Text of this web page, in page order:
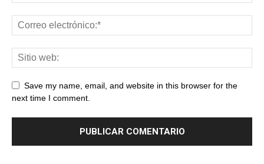
Save my name, email, and website in this browser for the
next time I comment.